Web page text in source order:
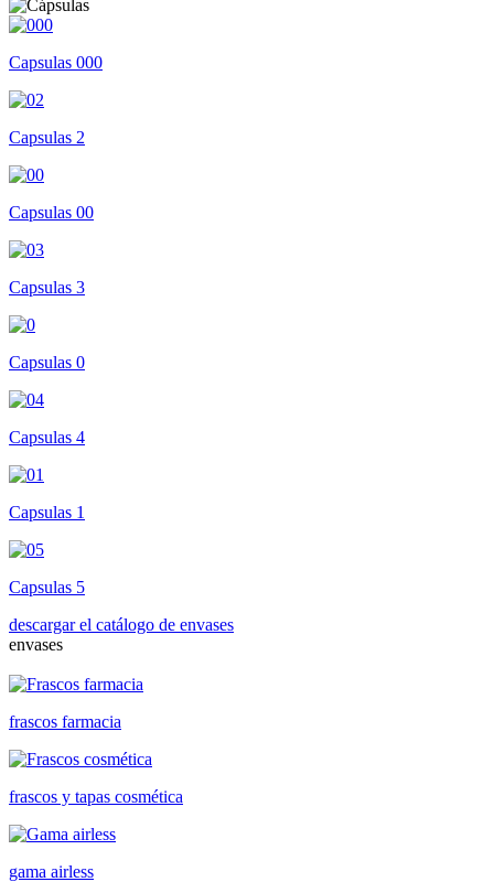
Capsulas 000
Capsulas 2
Capsulas 00
Capsulas 3
Capsulas 0
Capsulas 4
Capsulas 1
Capsulas 5
descargar el catálogo de envases
envases
frascos farmacia
frascos y tapas cosmética
gama airless